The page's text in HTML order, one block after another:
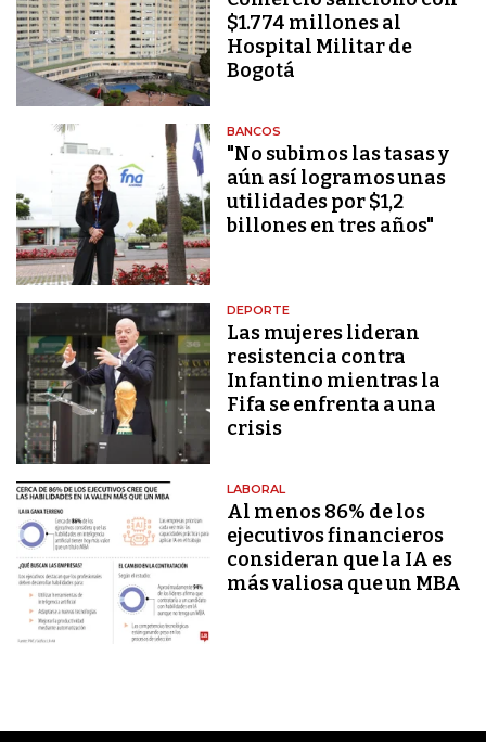
$1.774 millones al
Hospital Militar de
Bogotá
BANCOS
"No subimos las tasas y
aún así logramos unas
utilidades por $1,2
billones en tres años"
DEPORTE
Las mujeres lideran
resistencia contra
Infantino mientras la
Fifa se enfrenta a una
crisis
LABORAL
Al menos 86% de los
ejecutivos financieros
consideran que la IA es
más valiosa que un MBA